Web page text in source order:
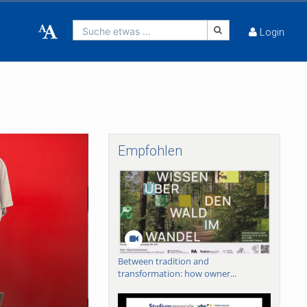
Suche etwas ... Login
Empfohlen
Between tradition and
transformation: how owner...